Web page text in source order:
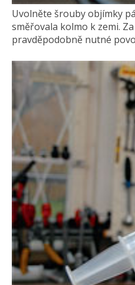
Uvolněte šrouby objímky
směřovala kolmo k zemi.
pravděpodobně nutné